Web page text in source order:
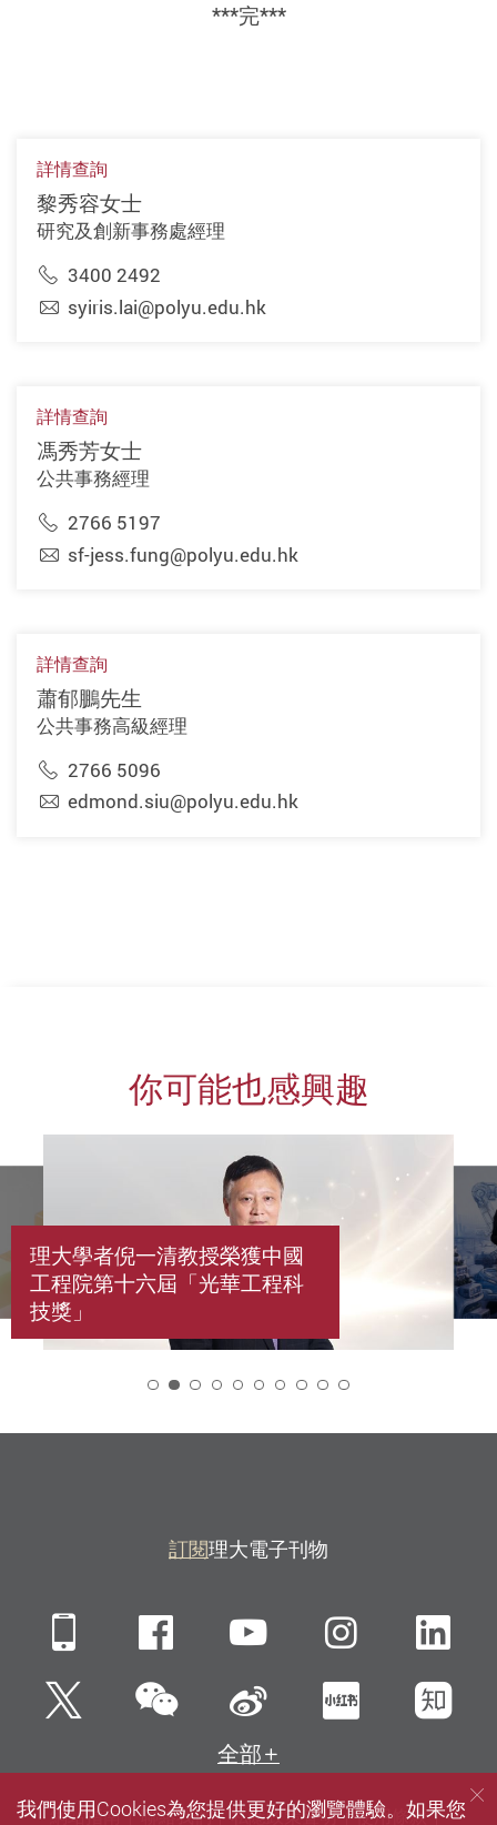
***完***
詳情查詢
黎秀容女士
研究及創新事務處經理
3400 2492
syiris.lai@polyu.edu.hk
詳情查詢
馮秀芳女士
公共事務經理
2766 5197
sf-jess.fung@polyu.edu.hk
詳情查詢
蕭郁鵬先生
公共事務高級經理
2766 5096
edmond.siu@polyu.edu.hk
你可能也感興趣
理大學者倪一清教授榮獲中國
工程院第十六屆「光華工程科
技獎」
訂閱理大電子刊物
Mobile FacebookYouTube
Twitter微信 新浪微博小紅書知
全部
網站指南 聯絡我們 私隱政策聲明 使用條款
我們使用Cookies為您提供更好的瀏覽體驗。如果您